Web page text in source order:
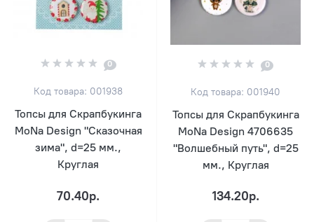
0
Код товара: 001938
Топсы для Скрапбукинга
MoNa Design "Сказочная
зима", d=25 мм.,
Круглая
70.40р.
0
Код товара: 001940
Топсы для Скрапбукинга
MoNa Design 4706635
"Волшебный путь", d=25
мм., Круглая
134.20р.